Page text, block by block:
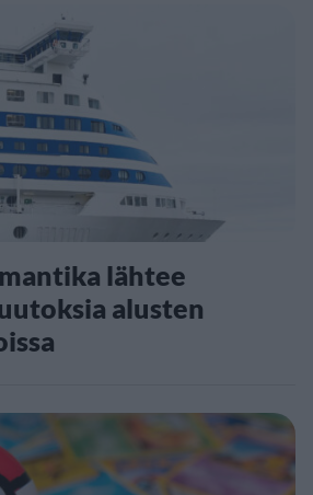
lähtee
alusten